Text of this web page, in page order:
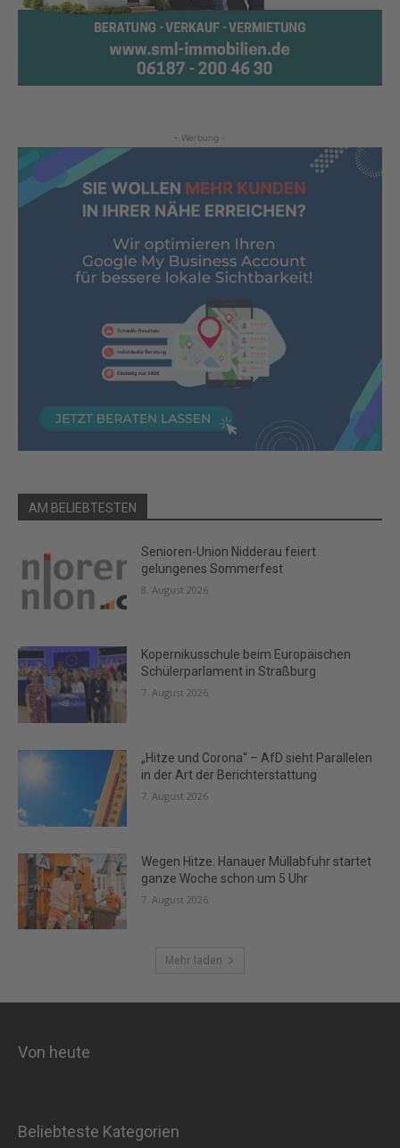
- Werbung -
AM BELIEBTESTEN
Senioren-Union Nidderau feiert
gelungenes Sommerfest
8. August 2026
Kopernikusschule beim Europäischen
Schülerparlament in Straßburg
7. August 2026
„Hitze und Corona“ – AfD sieht Parallelen
in der Art der Berichterstattung
7. August 2026
Wegen Hitze: Hanauer Müllabfuhr startet
ganze Woche schon um 5 Uhr
7. August 2026
Mehr laden
Von heute
Beliebteste Kategorien